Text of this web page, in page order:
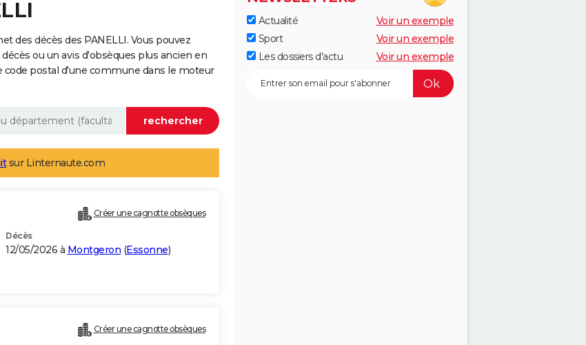
des décès des PANELLI. Vous pouvez
ou un avis d'obsèques plus ancien en
postal d'une commune dans le moteur
sur Linternaute.com
Créer une cagnotte obsèques
Décès
12/05/2026 à Montgeron (Essonne)
Créer une cagnotte obsèques
Actualité
Voir un exemple
Sport
Voir un exemple
Les dossiers d'actu
Voir un exemple